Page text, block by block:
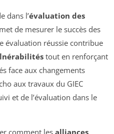
dans l’évaluation des
de mesurer le succès des
évaluation réussie contribue
tout en renforçant
face aux changements
aux travaux du GIEC
et de l’évaluation dans le
comment les alliances